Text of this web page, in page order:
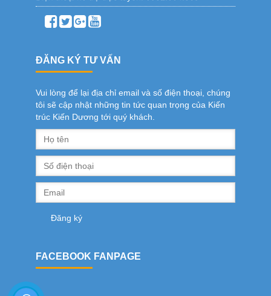
ĐĂNG KÝ TƯ VẤN
Vui lòng để lại địa chỉ email và số điện thoại, chúng
tôi sẽ cập nhật những tin tức quan trọng của Kiến
trúc Kiến Dương tới quý khách.
FACEBOOK FANPAGE